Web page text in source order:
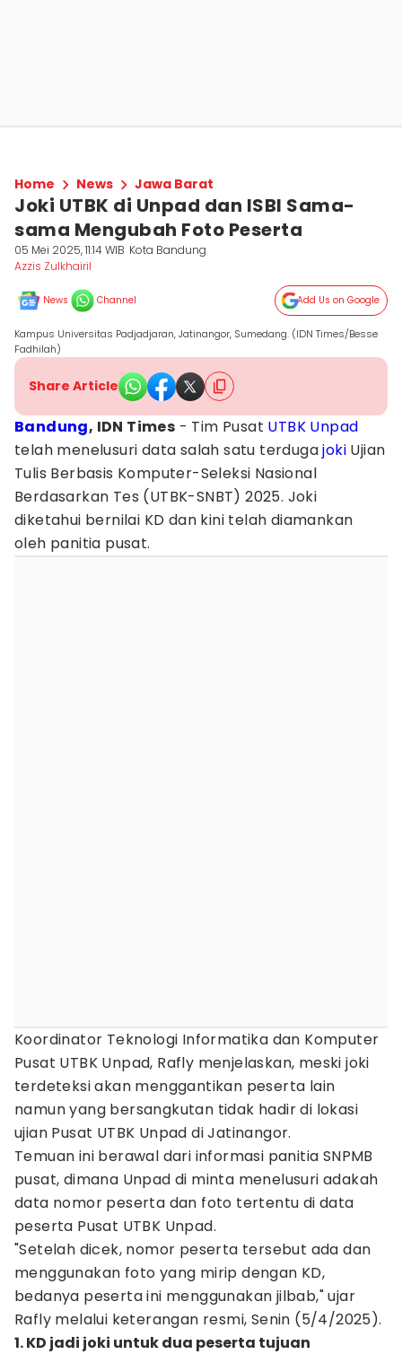
Home News Jawa Barat
Joki UTBK di Unpad dan ISBI Sama-
sama Mengubah Foto Peserta
05 Mei 2025, 11:14 WIB Kota Bandung
Azzis Zulkhairil
News Channel Add Us on Google
Kampus Universitas Padjadjaran, Jatinangor, Sumedang. (IDN Times/Besse
Fadhilah)
Share Article
Bandung, IDN Times - Tim Pusat UTBK Unpad
telah menelusuri data salah satu terdugajoki Ujian
Tulis Berbasis Komputer-Seleksi Nasional
Berdasarkan Tes (UTBK-SNBT) 2025. Joki
diketahui bernilai KD dan kini telah diamankan
oleh panitia pusat.
Koordinator Teknologi Informatika dan Komputer
Pusat UTBK Unpad, Rafly menjelaskan, meski joki
terdeteksi akan menggantikan peserta lain
namun yang bersangkutan tidak hadir di lokasi
ujian Pusat UTBK Unpad di Jatinangor.
Temuan ini berawal dari informasi panitia SNPMB
pusat, dimana Unpad di minta menelusuri adakah
data nomor peserta dan foto tertentu di data
peserta Pusat UTBK Unpad.
"Setelah dicek, nomor peserta tersebut ada dan
menggunakan foto yang mirip dengan KD,
bedanya peserta ini menggunakan jilbab," ujar
Rafly melalui keterangan resmi, Senin (5/4/2025).
1. KD jadi joki untuk dua peserta tujuan